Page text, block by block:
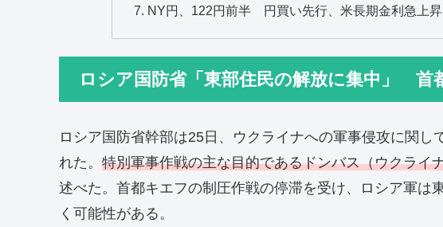
NY円、122円前半 円買い先行、米長期金利急上
ロシア国防省「東部住民の解放に集中」 首
ロシア国防省幹部は25日、ウクライナへの軍事侵攻に関し
れた。 特別軍事作戦の主な目的であるドンバス（ウクライ
述べた。首都キエフの制圧作戦の停滞を受け、ロシア軍は
く可能性がある。